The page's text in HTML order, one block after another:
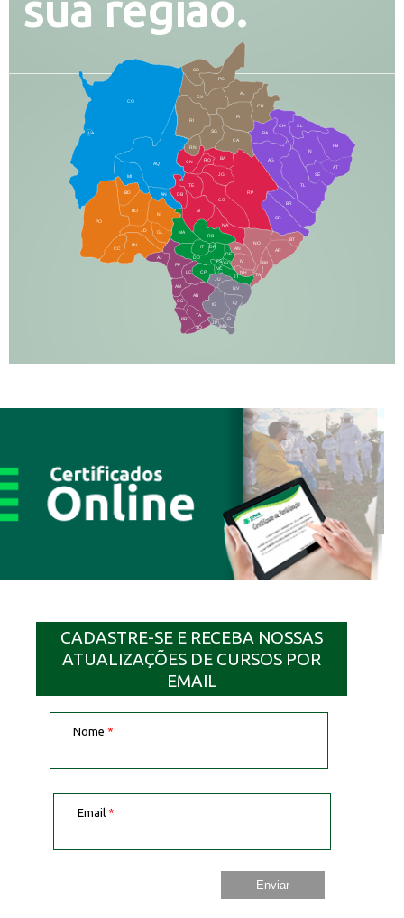
sua região.
CO
AQ
MI
AN
CX
RI
AL
CR
FI
SG
BA
CA
PA
CH CL
PB
SE
TL
AG
BR
SR
BT
AR
RP
RO
JG
CG
SI
NA
TA
NH
JT
RB
MA
IT
DR
DO
CP
JU
NV
IQ
EL
BD
BO
NI
JD
PO
BV
CC
PP
AJ
LC
AM
AB
JP
DB
TE
CS
PR
TA
SQ
IG
MN
IN
NO
BP
RN
CN
GL
AN
IV
FS
VC
GD
DE
AT
PG
SO
LA
CADASTRE-SE E RECEBA NOSSAS
ATUALIZAÇÕES DE CURSOS POR
EMAIL
Nome *
Email *